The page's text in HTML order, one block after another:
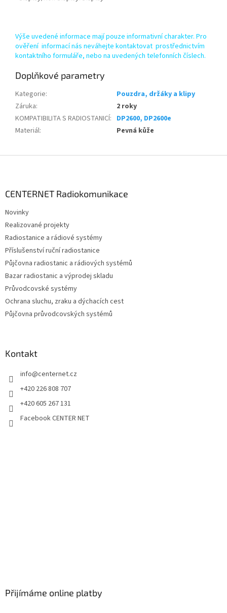
Výše uvedené informace mají pouze informativní charakter. Pro
ověření informací nás neváhejte kontaktovat prostřednictvím
kontaktního formuláře, nebo na uvedených telefonních číslech.
Doplňkové parametry
Kategorie:
Pouzdra, držáky a klipy
Záruka:
2 roky
KOMPATIBILITA S RADIOSTANICÍ: DP2600, DP2600e
Materiál: Pevná kůže
CENTERNET Radiokomunikace
Novinky
Realizované projekty
Radiostanice a rádiové systémy
Příslušenství ruční radiostanice
Půjčovna radiostanic a rádiových systémů
Bazar radiostanic a výprodej skladu
Průvodcovské systémy
Ochrana sluchu, zraku a dýchacích cest
Půjčovna průvodcovských systémů
Kontakt
info@centernet.cz
+420 226 808 707
+420 605 267 131
Facebook CENTER NET
Přijímáme online platby